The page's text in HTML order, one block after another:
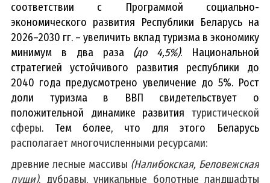
соответствии с Программой социально-
экономического развития Республики Беларусь на
2026–2030 гг. – увеличить вклад туризма в экономику
минимум в два раза (до 4,5%). Национальной
стратегией устойчивого развития республики до
2040 года предусмотрено увеличение до 5%. Рост
доли туризма в ВВП свидетельствует о
положительной динамике развития туристической
сферы. Тем более, что дляэтого Беларусь
располагает многочисленными ресурсами:
древние лесные массивы (Налибокская, Беловежская
пущи), дубравы, уникальные болотные ландшафты